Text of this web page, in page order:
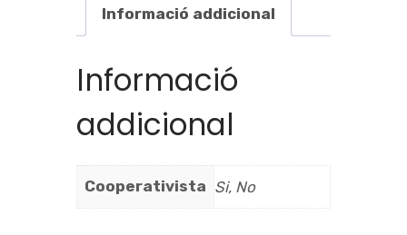
Informació addicional
Informació
addicional
Cooperativista Si, No